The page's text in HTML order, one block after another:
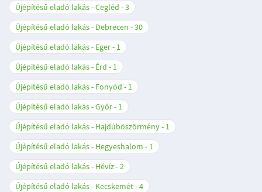
Újépítésű eladó lakás - Cegléd
3
Újépítésű eladó lakás - Debrecen
30
Újépítésű eladó lakás - Eger
1
Újépítésű eladó lakás - Érd
1
Újépítésű eladó lakás - Fonyód
1
Újépítésű eladó lakás - Győr
1
Újépítésű eladó lakás - Hajdúböszörmény
1
Újépítésű eladó lakás - Hegyeshalom
1
Újépítésű eladó lakás - Hévíz 2
Újépítésű eladó lakás - Kecskemét 4